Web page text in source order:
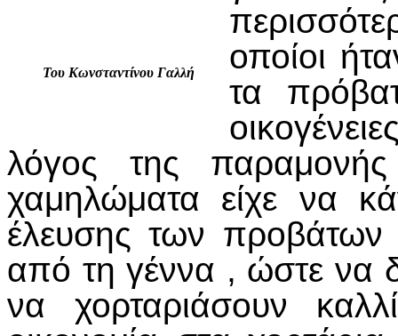
Του Κωνσταντίνου Γαλλή
οποίοι
τα
λόγος της
χαμηλώματα είχε να
έλευσης των προβάτων
από τη γέννα , ώστε να
να χορταριάσουν